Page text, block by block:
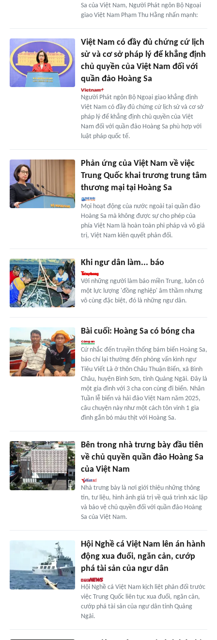
Sa của Việt Nam, Người Phát ngôn Bộ Ngoại
giao Việt Nam Phạm Thu Hằng nhấn mạnh:
Việt Nam có đầy đủ chứng cứ lịch
sử và cơ sở pháp lý để khẳng định
chủ quyền của Việt Nam đối với
quần đảo Hoàng Sa
Người Phát ngôn Bộ Ngoại giao khẳng định
Việt Nam có đầy đủ chứng cứ lịch sử và cơ sở
pháp lý để khẳng định chủ quyền của Việt
Nam đối với quần đảo Hoàng Sa phù hợp với
luật pháp quốc tế.
Phản ứng của Việt Nam về việc
Trung Quốc khai trương trung tâm
thương mại tại Hoàng Sa
Mọi hoạt động của nước ngoài tại quần đảo
Hoàng Sa mà không được sự cho phép của
phía Việt Nam là hoàn toàn phi pháp và vô giá
trị, Việt Nam kiên quyết phản đối.
Khi ngư dân làm... báo
Với những người làm báo miền Trung, luôn có
một lực lượng 'đồng nghiệp' âm thầm nhưng
vô cùng đặc biệt, đó là những ngư dân.
Bài cuối: Hoàng Sa có bóng cha
Cứ nhắc đến truyền thống bám biển Hoàng Sa,
báo chí lại thường đến phỏng vấn kình ngư
Tiêu Viết Là ở thôn Châu Thuận Biển, xã Bình
Châu, huyện Bình Sơn, tỉnh Quảng Ngãi. Đây là
một gia đình với 3 cha con cùng đi biển. Nhân
Tuần lễ biển và hải đảo Việt Nam năm 2025,
câu chuyện này như một cách tôn vinh 1 gia
đình gắn bó máu thịt với Hoàng Sa.
Bên trong nhà trưng bày đầu tiên
về chủ quyền quần đảo Hoàng Sa
của Việt Nam
Nhà trưng bày là nơi giới thiệu những thông
tin, tư liệu, hình ảnh giá trị về quá trình xác lập
và bảo vệ chủ quyền đối với quần đảo Hoàng
Sa của Việt Nam.
Hội Nghề cá Việt Nam lên án hành
động xua đuổi, ngăn cản, cướp
phá tài sản của ngư dân
Hội Nghề cá Việt Nam kịch liệt phản đối trước
việc Trung Quốc liên tục xua đuổi, ngăn cản,
cướp phá tài sản của ngư dân tỉnh Quảng
Ngãi.